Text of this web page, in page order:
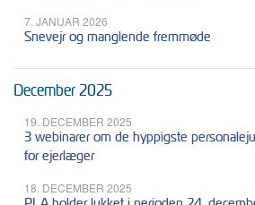
7. JANUAR 2026
Snevejr og manglende fremmøde
December 2025
19. DECEMBER 2025
3 webinarer om de hyppigste
for ejerlæger
18. DECEMBER 2025